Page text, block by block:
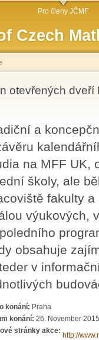
Czech
Pro členy JČMF
are here
otevřených dveří
a
na MFF UK,
školy, ale
fakulty
výukových,
obsahuje
v
konání: Praha
konání: 26. November
stránky akce:
http://